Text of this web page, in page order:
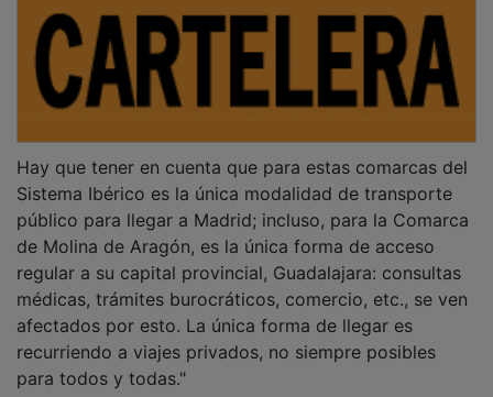
Sistema Ibérico es la única modalidad de transporte
público para llegar a Madrid; incluso, para la Comarca
de Molina de Aragón, es la única forma de acceso
regular a su capital provincial, Guadalajara: consultas
médicas, trámites burocráticos, comercio, etc., se ven
afectados por esto. La única forma de llegar es
recurriendo a viajes privados, no siempre posibles
para todos y todas."